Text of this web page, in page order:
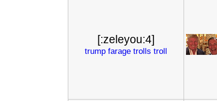
[:zeleyou:4]
trump farage trolls troll